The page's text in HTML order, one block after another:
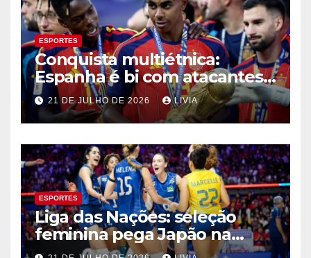
ESPORTES
Conquista multiétnica:
Espanha é bi com atacantes
filhos de imigrantes
21 DE JULHO DE 2026 LIVIA
ESPORTES
Liga das Nações: seleção
feminina pega Japão na
quarta em 1º mata-mata